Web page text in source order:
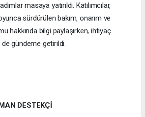
masaya yatırıldı. Katılımcılar,
sürdürülen bakım, onarım ve
hakkında bilgi paylaşırken, ihtiyaç
gündeme getirildi.
DESTEKÇİ